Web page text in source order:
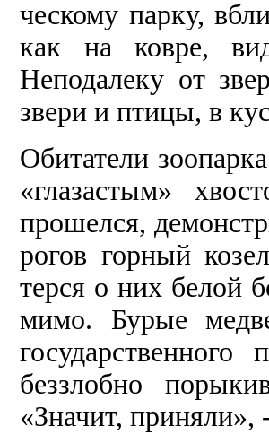
ческому парку,
как на ковре,
Неподалеку от
звери и птицы, в
Обитатели
«глазастым»
прошел­ся,
рогов гор­ный
терся о них белой
мимо. Бурые
беззлоб­но
«Значит,